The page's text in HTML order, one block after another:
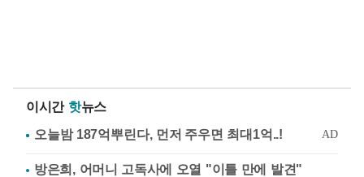
이시간 핫뉴스
방은희, 어머니 고독사에 오열 "이틀 만에 발견"